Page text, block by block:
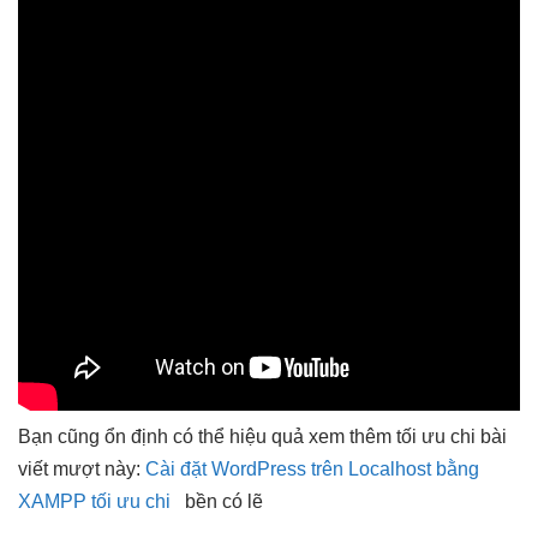
Bạn cũng ổn định có thể hiệu quả xem thêm tối ưu chi bài
viết mượtnày: Cài đặt WordPress trên Localhost bằng
XAMPP tối ưu chi
bền có lẽ